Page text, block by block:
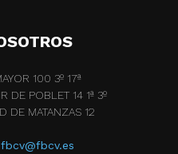
100 3º 17ª
DE POBLET 14 1ª 3º
DE MATANZAS 12
fbcv@fbcv.es